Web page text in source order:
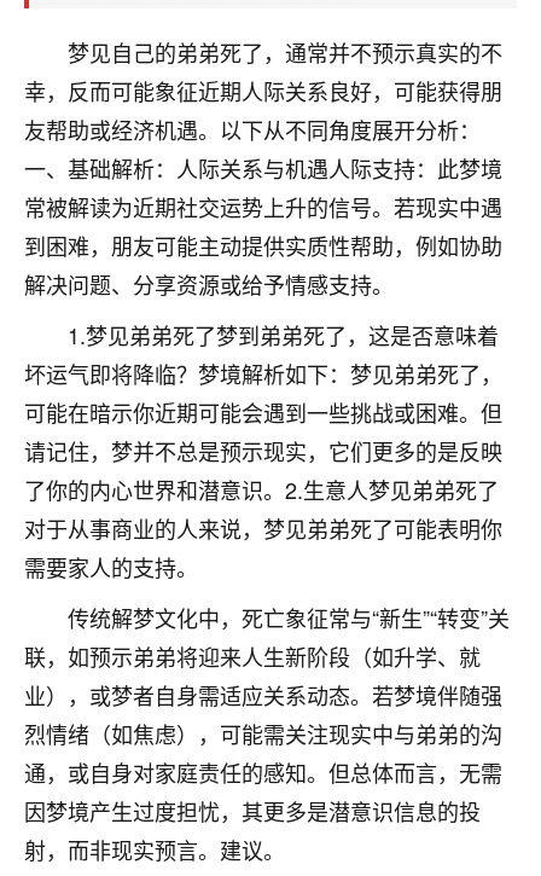
梦见自己的弟弟死了，通常并不预示真实的不
幸，反而可能象征近期人际关系良好，可能获得朋
友帮助或经济机遇。以下从不同角度展开分析：
一、基础解析：人际关系与机遇人际支持：此梦境
常被解读为近期社交运势上升的信号。若现实中遇
到困难，朋友可能主动提供实质性帮助，例如协助
解决问题、分享资源或给予情感支持。
1.梦见弟弟死了梦到弟弟死了，这是否意味着
坏运气即将降临？梦境解析如下：梦见弟弟死了，
可能在暗示你近期可能会遇到一些挑战或困难。但
请记住，梦并不总是预示现实，它们更多的是反映
了你的内心世界和潜意识。2.生意人梦见弟弟死了
对于从事商业的人来说，梦见弟弟死了可能表明你
需要家人的支持。
传统解梦文化中，死亡象征常与“新生”“转变”关
联，如预示弟弟将迎来人生新阶段（如升学、就
业），或梦者自身需适应关系动态。若梦境伴随强
烈情绪（如焦虑），可能需关注现实中与弟弟的沟
通，或自身对家庭责任的感知。但总体而言，无需
因梦境产生过度担忧，其更多是潜意识信息的投
射，而非现实预言。建议。
康康的我就很知足了！
鹿森：可怜天下父母心啊！
3小时前 来自河北
付深
我是公司人事调整，有升迁机会，但同时竞争的我们
三个，找老师的时候是抱着侥幸心理，没想到老师看
着我晋升有望，我半信半疑的按照老师建议，做了化
太岁还有一个发钱粮，本来年前的人事调整，拖到年
后，我以为都没戏了，结果开年一上班，开会提拔升
职第一个就是我，职务无所谓，主要是底薪加了
3000，非常开心，无论如何，感恩感谢！🙏🏻
鹿森：恭喜升职加薪！！，请客吗？�
12小时前 来自北京
心心相印
我身体不太好，总是病病殃殃的，去检查又没什么大
问题，反正就是不舒服。中医西医看遍了，找不到问
题，后来无意中看到有人推荐慧来老师，跟老师聊过
之后，心情豁然开朗，也听老师建议，处理了一些因
果问题。今年以来，身体比以前好多，主要是心情好
了，老师说境随心转，现在深有体会了。
鹿森：是的，其实跟老师聊过之后，最大的感
触，首先就是心态会变好，万般皆是命，半点
不由人！